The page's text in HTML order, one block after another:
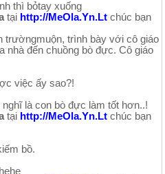
thì bỏtay xuống
tại http://MeOla.Yn.Lt chúc bạn
trườngmuộn, trình bày với cô giáo
nhà đến chuồng bò đực. Cô giáo
việc ấy sao?!
là con bò đực làm tốt hơn..!
tại http://MeOla.Yn.Lt chúc bạn
bồ.